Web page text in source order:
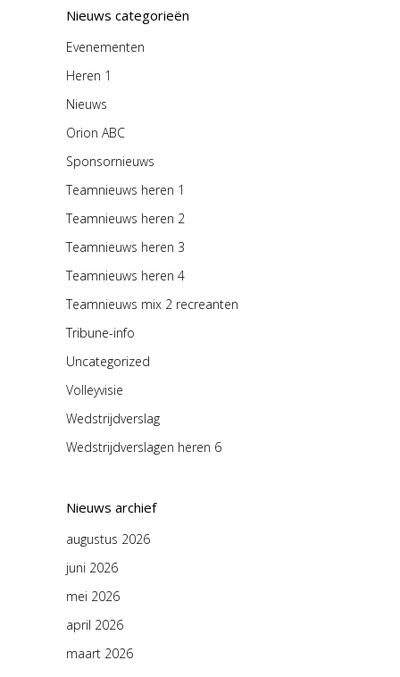
Nieuws categorieën
Evenementen
Heren 1
Nieuws
Orion ABC
Sponsornieuws
Teamnieuws heren 1
Teamnieuws heren 2
Teamnieuws heren 3
Teamnieuws heren 4
Teamnieuws mix 2 recreanten
Tribune-info
Uncategorized
Volleyvisie
Wedstrijdverslag
Wedstrijdverslagen heren 6
Nieuws archief
augustus 2026
juni 2026
mei 2026
april 2026
maart 2026